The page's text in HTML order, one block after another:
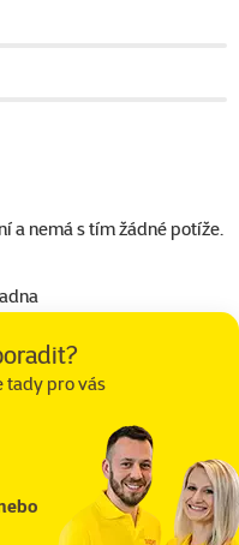
a nemá s tím žádné potíže.
tady pro vás